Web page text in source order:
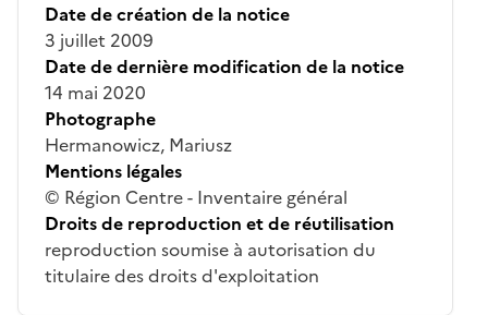
Date de création de la notice
3 juillet 2009
Date de dernière modification de la notice
14 mai 2020
Photographe
Hermanowicz, Mariusz
Mentions légales
© Région Centre - Inventaire général
Droits de reproduction et de réutilisation
reproduction soumise à autorisation du
titulaire des droits d'exploitation